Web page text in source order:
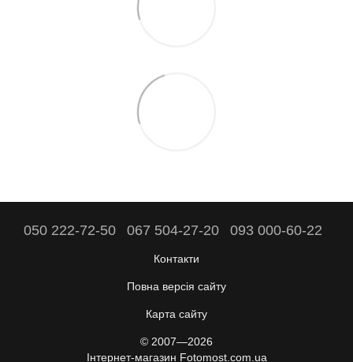
050 222-72-50 067 504-27-20 093 000-60-22
Контакти
Повна версія сайту
Карта сайту
© 2007—2026
Інтернет-магазин Fotomost.com.ua